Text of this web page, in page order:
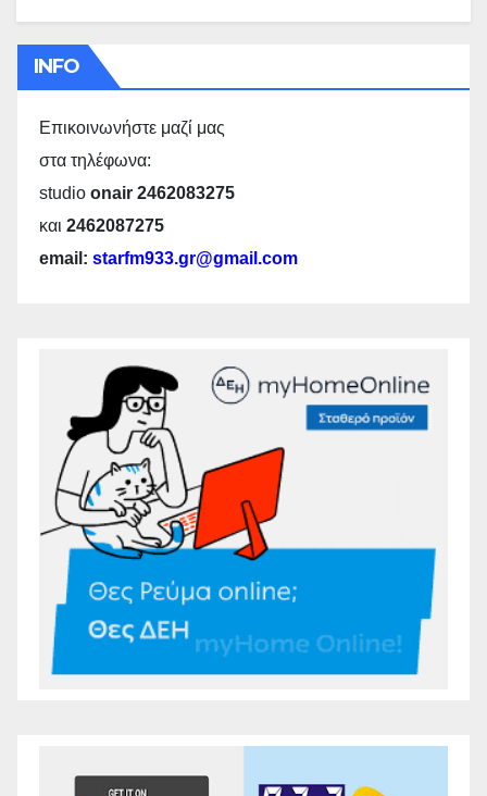
INFO
Επικοινωνήστε μαζί μας
στα τηλέφωνα:
studio onair 2462083275
και 2462087275
email: starfm933.gr@gmail.com